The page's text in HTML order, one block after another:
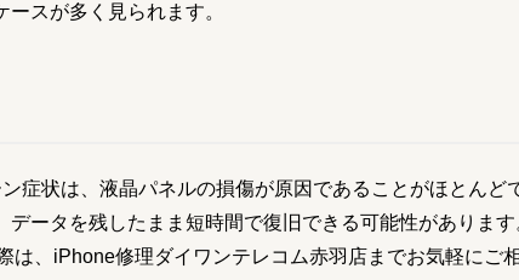
スが多く見られます。
症状は、液晶パネルの損傷が原因であることがほとんど
ータを残したまま短時間で復旧できる可能性があります
は、iPhone修理ダイワンテレコム赤羽店までお気軽にご